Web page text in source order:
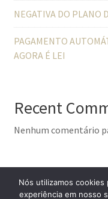
NEGATIVA DO PLANO
PAGAMENTO
AGORA É LEI
Recent
Nenhum comentário
Nós utilizamos
experiência em nosso